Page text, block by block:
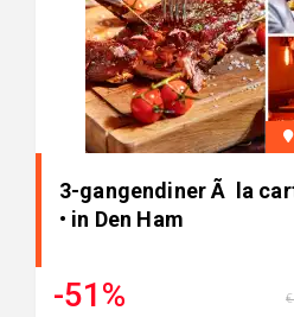
3-gangendiner Ã la
• in Den Ham
-51%